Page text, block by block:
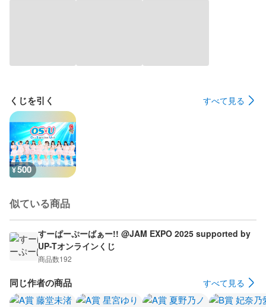
くじを引く すべて見る
¥500
似ている商品
すーぱーぷーばぁー!! @JAM EXPO 2025 supported by
UP-Tオンラインくじ
商品数192
同じ作者の商品 すべて見る